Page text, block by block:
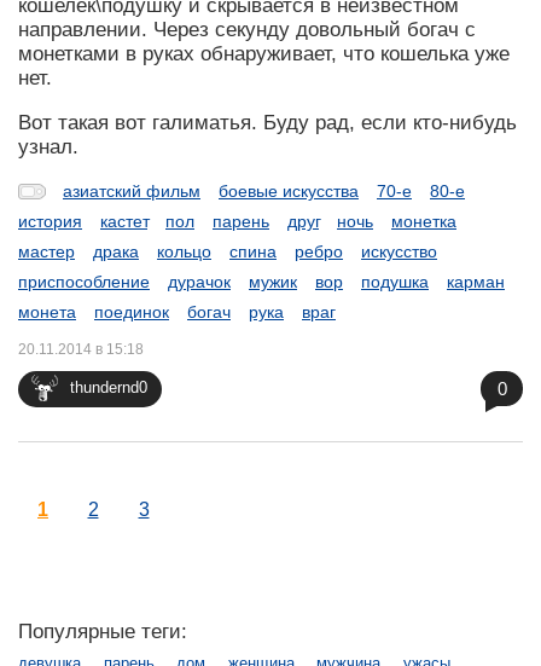
кошелек\подушку и скрывается в неизвестном
направлении. Через секунду довольный богач с
монетками в руках обнаруживает, что кошелька уже
нет.
Вот такая вот галиматья. Буду рад, если кто-нибудь
узнал.
азиатский фильм боевые искусства 70-е
80-е
история
кастет пол парень друг ночь
монетка
мастер
драка кольцо спина ребро
искусство
приспособление
дурачок мужик вор подушка
карман
монета
поединок богач рука враг
thundernd0
20.11.2014 в 15:18
0
1 2 3
Популярные теги: